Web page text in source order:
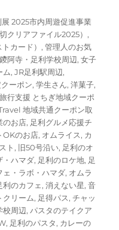
展 2025市内周遊促進事業
クリアファイル2025）,
トカード）,管理人のお気
鑁阿寺・足利学校周辺,女子
ム,JR足利駅周辺,
ーポン,学生さん,洋菓子,
行支援 とちぎ地域クーポ
地域共通クーポン取
のお店, 足利グルメ応援チ
OKのお店, オムライス, カ
ト, 旧50号沿い, 足利のオ
・ハマダ, 足利のロケ地, 足
ェ・ラボ・ハマダ, オムラ
利のカフェ,消えない星,音
クリーム, 足得パス,チャッ
校周辺,パスタのテイクア
, 足利のパスタ, カレーの